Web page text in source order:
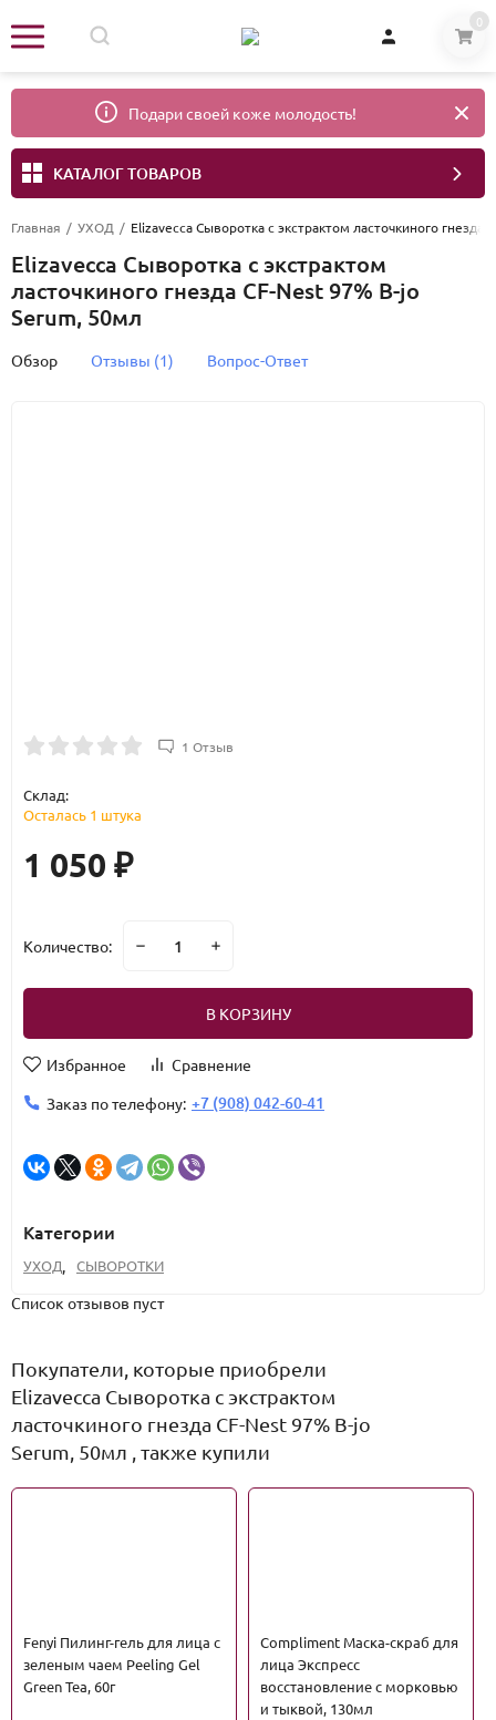
0
Подари своей коже молодость!
КАТАЛОГ ТОВАРОВ
Главная / УХОД / Elizavecca Сыворотка с экстрактом ласточкиного гнезда
Elizavecca Сыворотка с экстрактом
ласточкиного гнезда CF-Nest 97% B-jo
Serum, 50мл
Обзор Отзывы (1) Вопрос-Ответ
1 Отзыв
Склад:
Осталась 1 штука
1 050 ₽
Количество:
В КОРЗИНУ
Избранное
Сравнение
Заказ по телефону: +7 (908) 042-60-41
Категории
УХОД, СЫВОРОТКИ
Список отзывов пуст
Покупатели, которые приобрели
Elizavecca Сыворотка с экстрактом
ласточкиного гнезда CF-Nest 97% B-jo
Serum, 50мл , также купили
Fenyi Пилинг-гель для лица с
зеленым чаем Peeling Gel
Green Tea, 60г
Сompliment Маска-скраб для
лица Экспресс
восстановление с морковью
и тыквой, 130мл